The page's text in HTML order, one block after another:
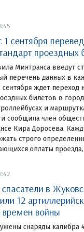
1 сентября
проездных
Минтранса введут
перечень данных в
сентября ждет переход
билетов в
и
сообщила член
Кира Доросева.
строго
оплаты
спасатели в
12
времен войны
снаряды калибра